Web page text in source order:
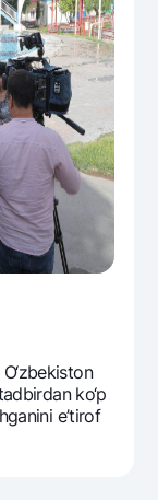
ko‘p
e’tirof